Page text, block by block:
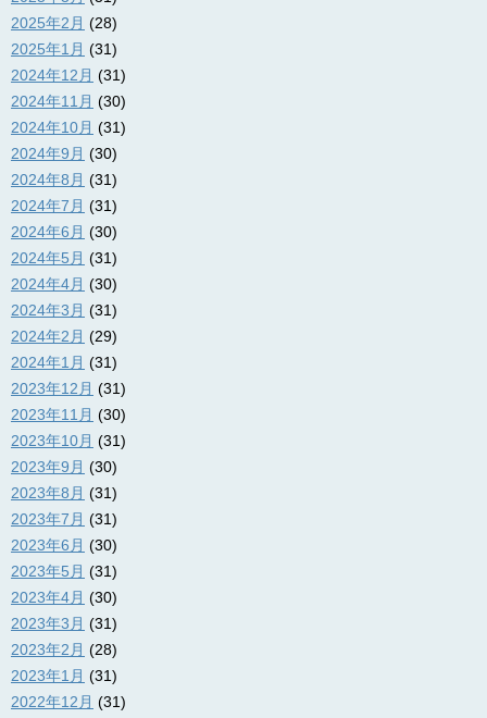
2025年2月 (28)
2025年1月 (31)
2024年12月 (31)
2024年11月 (30)
2024年10月 (31)
2024年9月 (30)
2024年8月 (31)
2024年7月 (31)
2024年6月 (30)
2024年5月 (31)
2024年4月 (30)
2024年3月 (31)
2024年2月 (29)
2024年1月 (31)
2023年12月 (31)
2023年11月 (30)
2023年10月 (31)
2023年9月 (30)
2023年8月 (31)
2023年7月 (31)
2023年6月 (30)
2023年5月 (31)
2023年4月 (30)
2023年3月 (31)
2023年2月 (28)
2023年1月 (31)
2022年12月 (31)